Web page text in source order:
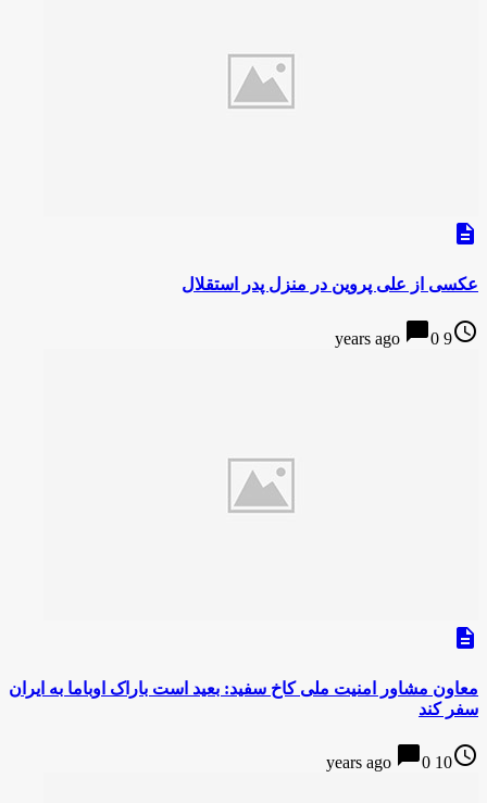
description
عکسی از علی پروین در منزل پدر استقلال
access_time
9 years ago
chat_bubble0
description
معاون مشاور امنیت ملی کاخ سفید: بعید است باراک اوباما به ایران
سفر کند
access_time
10 years ago
chat_bubble0